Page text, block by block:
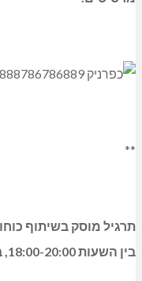
**
בין השעות 18:00-20:00, במרחב מעלות – כפר ורדים.